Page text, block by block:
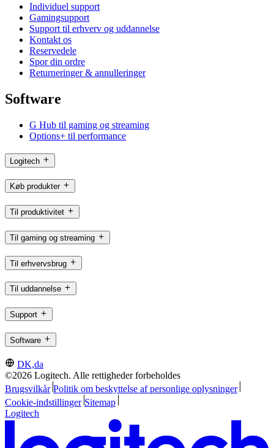
Individuel support
Gamingsupport
Support til erhverv og uddannelse
Kontakt os
Reservedele
Spor din ordre
Returneringer & annulleringer
Software
G Hub til gaming og streaming
Options+ til performance
Logitech
Køb produkter
Til produktivitet
Til gaming og streaming
Til erhvervsbrug
Til uddannelse
Support
Software
DK,da
©2026 Logitech. Alle rettigheder forbeholdes
Brugsvilkår Politik om beskyttelse af personlige oplysninger
Cookie-indstillinger Sitemap
Logitech